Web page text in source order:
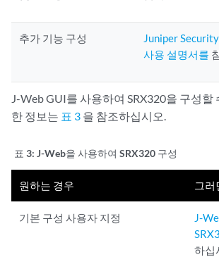
추가 기능 구성
Juniper
사용 설명서를
J-Web GUI를 사용하여 SRX320을 구성할
한 정보는 표 3 을 참조하십시오.
표 3: J-Web을 사용하여 SRX320 구성
원하는 경우 그러
기본 구성 사용자 지정
J-
하십